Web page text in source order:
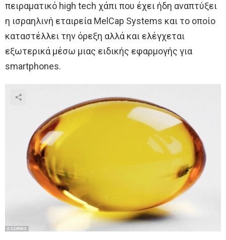
πειραματικό high tech χάπι που έχει ήδη αναπτύξει
η ισραηλινή εταιρεία MelCap Systems και το οποίο
καταστέλλει την όρεξη αλλά και ελέγχεται
εξωτερικά μέσω μιας ειδικής εφαρμογής για
smartphones.